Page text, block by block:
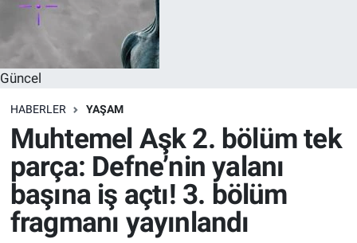
Güncel
HABERLER YAŞAM
Muhtemel Aşk 2. bölüm tek
parça: Defne’nin yalanı
başına iş açtı! 3. bölüm
fragmanı yayınlandı